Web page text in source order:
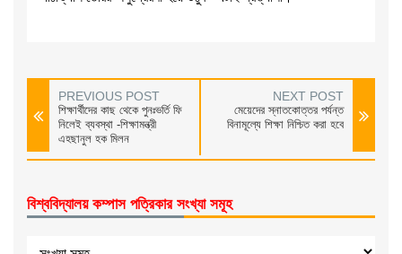
PREVIOUS POST
শিক্ষার্থীদের কাছ থেকে পুনঃভর্তি ফি
নিলেই ব্যবস্থা -শিক্ষামন্ত্রী
এহছানুল হক মিলন
NEXT POST
মেয়েদের স্নাতকোত্তর পর্যন্ত
বিনামূল্যে শিক্ষা নিশ্চিত করা হবে
বিশ্ববিদ্যালয় কম্পাস পত্রিকার সংখ্যা সমূহ